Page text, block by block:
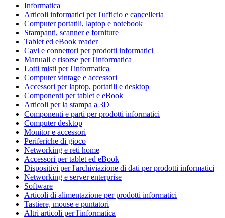
Informatica
Articoli informatici per l'ufficio e cancelleria
Computer portatili, laptop e notebook
Stampanti, scanner e forniture
Tablet ed eBook reader
Cavi e connettori per prodotti informatici
Manuali e risorse per l'informatica
Lotti misti per l'informatica
Computer vintage e accessori
Accessori per laptop, portatili e desktop
Componenti per tablet e eBook
Articoli per la stampa a 3D
Componenti e parti per prodotti informatici
Computer desktop
Monitor e accessori
Periferiche di gioco
Networking e reti home
Accessori per tablet ed eBook
Dispositivi per l'archiviazione di dati per prodotti informatici
Networking e server enterprise
Software
Articoli di alimentazione per prodotti informatici
Tastiere, mouse e puntatori
Altri articoli per l'informatica